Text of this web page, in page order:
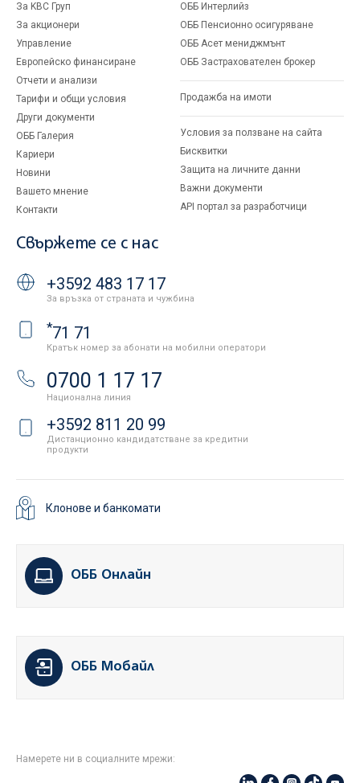
За KBC Груп
За акционери
Управление
Европейско финансиране
Отчети и анализи
Тарифи и общи условия
Други документи
ОББ Галерия
Кариери
Новини
Вашето мнение
Контакти
ОББ Интерлийз
ОББ Пенсионно осигуряване
ОББ Асет мениджмънт
ОББ Застрахователен брокер
Продажба на имоти
Условия за ползване на сайта
Бисквитки
Защита на личните данни
Важни документи
API портал за разработчици
Свържете се с нас
+3592 483 17 17
За връзка от страната и чужбина
*71 71
Кратък номер за абонати на мобилни оператори
0700 1 17 17
Национална линия
+3592 811 20 99
Дистанционно кандидатстване за кредитни
продукти
Клонове и банкомати
ОББ Онлайн
ОББ Мобайл
Намерете ни в социалните мрежи: